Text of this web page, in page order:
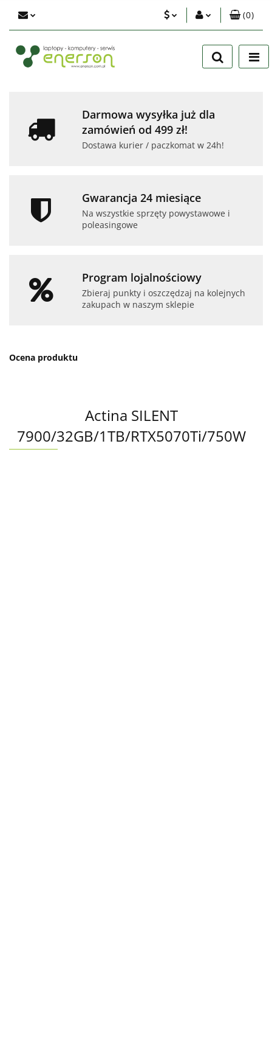
Zaloguj się
Zarejestruj się
(0)
Darmowa wysyłka już dla
zamówień od 499 zł!
Dostawa kurier / paczkomat w 24h!
Gwarancja 24 miesiące
Na wszystkie sprzęty powystawowe i
poleasingowe
Program lojalnościowy
Zbieraj punkty i oszczędzaj na kolejnych
zakupach w naszym sklepie
Ocena produktu
Actina SILENT
7900/32GB/1TB/RTX5070Ti/750W